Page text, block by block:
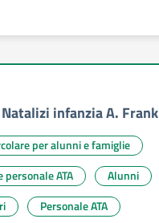
infanzia A. Frank
per alunni e famiglie
personale ATA
Alunni
Personale ATA